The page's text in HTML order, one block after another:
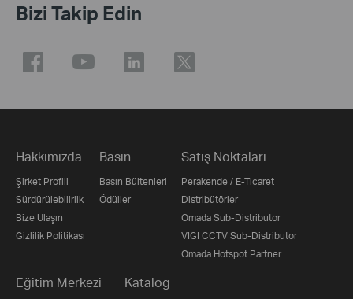
Bizi Takip Edin
Hakkımızda
Şirket Profili
Sürdürülebilirlik
Bize Ulaşın
Gizlilik Politikası
Basın
Basın Bültenleri
Ödüller
Satış Noktaları
Perakende / E-Ticaret
Distribütörler
Omada Sub-Distributor
VIGI CCTV Sub-Distributor
Omada Hotspot Partner
Eğitim Merkezi Katalog